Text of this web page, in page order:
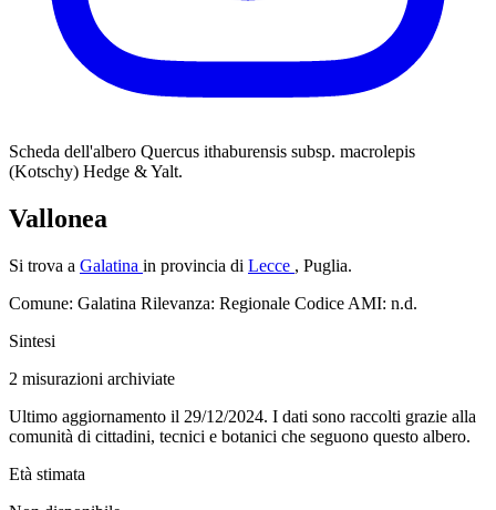
Scheda dell'albero Quercus ithaburensis subsp. macrolepis
(Kotschy) Hedge & Yalt.
Vallonea
Si trova a Galatina in provincia di Lecce , Puglia.
Comune: Galatina Rilevanza: Regionale Codice AMI: n.d.
Sintesi
2 misurazioni archiviate
Ultimo aggiornamento il 29/12/2024. I dati sono raccolti grazie alla
comunità di cittadini, tecnici e botanici che seguono questo albero.
Età stimata